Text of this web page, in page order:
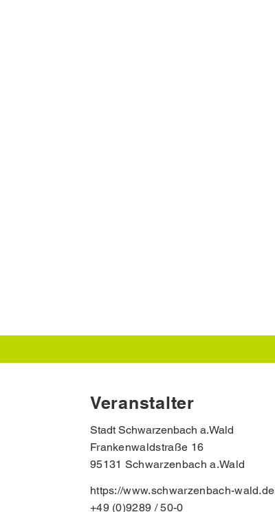
Veranstalter
Stadt Schwarzenbach a.Wald
Frankenwaldstraße 16
95131 Schwarzenbach a.Wald
https://www.schwarzenbach-wald.de
+49 (0)9289 / 50-0